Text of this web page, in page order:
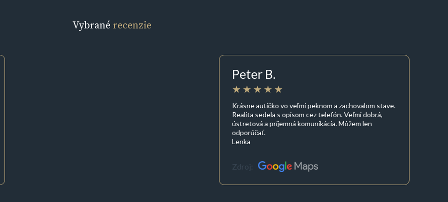
Vybrané recenzie
Peter B.
Krásne autíčko vo veľmi peknom a zachovalom stave.
Realita sedela s opisom cez telefón. Veľmi dobrá,
ústretová a príjemná komunikácia. Môžem len
odporúčať.
Lenka
Zdroj: